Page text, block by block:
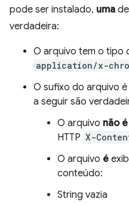
pode ser instalado, uma
verdadeira:
O arquivo tem o tipo
application/x-
O sufixo do arquivo é
a seguir são
O arquivo não é
HTTP X-
O arquivo é
conteúdo:
String vazia